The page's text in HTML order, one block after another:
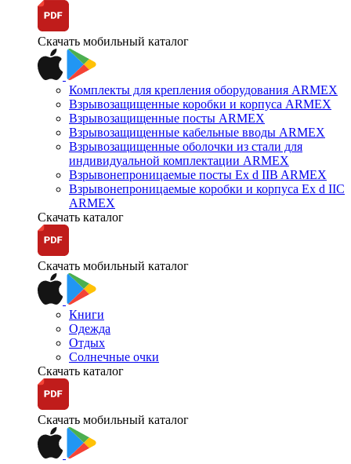
Скачать мобильный каталог
Комплекты для крепления оборудования ARMEX
Взрывозащищенные коробки и корпуса ARMEX
Взрывозащищенные посты ARMEX
Взрывозащищенные кабельные вводы ARMEX
Взрывозащищенные оболочки из стали для
индивидуальной комплектации ARMEX
Взрывонепроницаемые посты Ex d IIB ARMEX
Взрывонепроницаемые коробки и корпуса Ex d IIС
ARMEX
Скачать каталог
Скачать мобильный каталог
Книги
Одежда
Отдых
Солнечные очки
Скачать каталог
Скачать мобильный каталог